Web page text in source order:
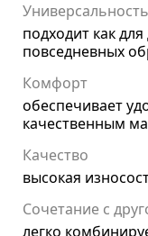
Универсальность
подходит как
повседневных
Комфорт
обеспечивает
качественным
Качество
высокая
Сочетание с
легко